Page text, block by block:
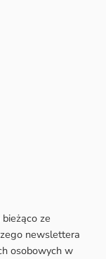
ze
newslettera
osobowych w